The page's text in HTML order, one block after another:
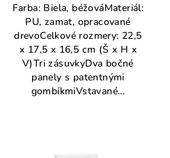
Farba: Biela, béžováMateriál:
PU, zamat, opracované
drevoCelkové rozmery: 22,5
x 17,5 x 16,5 cm (Š x H x
V)Tri zásuvkyDva bočné
panely s patentnými
gombíkmiVstavané...